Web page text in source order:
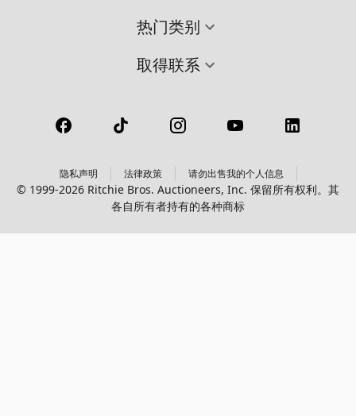
热门类别
取得联系
隐私声明 法律政策 请勿出售我的个人信息
© 1999-2026 Ritchie Bros. Auctioneers, Inc. 保留所有权利。其
各自所有者持有的各种商标